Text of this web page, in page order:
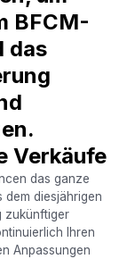
BFCM-
das
Verkäufe
das ganze
dem diesjährigen
zukünftiger
Ihren
Anpassungen